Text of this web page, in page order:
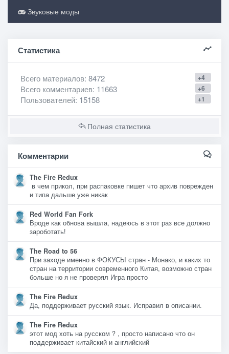
Звуковые моды
Статистика
+4
Всего материалов: 8472
+6
Всего комментариев: 11663
+1
Пользователей: 15158
Полная статистика
Комментарии
The Fire Redux
в чем прикол, при распаковке пишет что архив поврежден
и типа дальше уже никак
Red World Fan Fork
Вроде как обнова вышла, надеюсь в этот раз все должно
зароботать!
The Road to 56
При заходе именно в ФОКУСЫ стран - Монако, и каких то
стран на территории современного Китая, возможно стран
больше но я не проверял Игра просто
The Fire Redux
Да, поддерживает русский язык. Исправил в описании.
The Fire Redux
этот мод хоть на русском ? , просто написано что он
поддерживает китайский и английский